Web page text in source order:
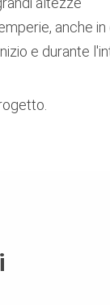
anche
e durante